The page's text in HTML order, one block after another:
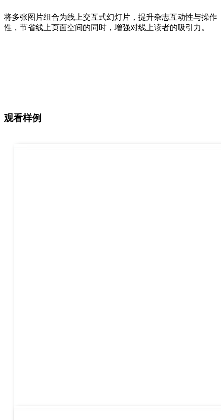
将多张图片组合为线上交互式幻灯片，提升杂志互动性与操作
性，节省线上页面空间的同时，增强对线上读者的吸引力。
观看样例